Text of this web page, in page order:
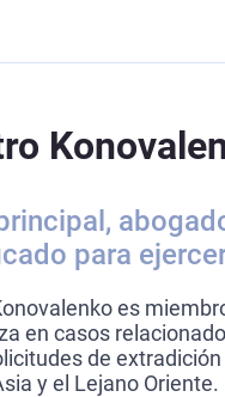
para
es
en casos
de
y el Lejano Oriente.